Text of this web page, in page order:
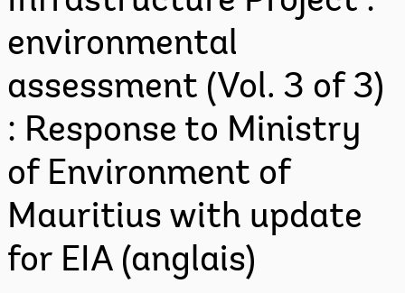
environmental
assessment (Vol. 3 of 3)
: Response to Ministry
of Environment of
Mauritius with update
for EIA (anglais)